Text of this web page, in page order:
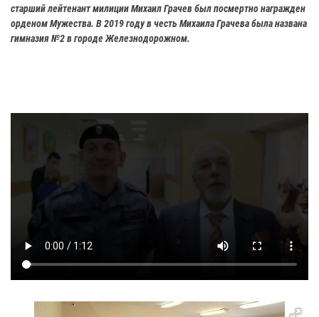
старший лейтенант милиции Михаил Грачев был посмертно награжден
орденом Мужества. В 2019 году в честь Михаила Грачева была названа
гимназия №2 в городе Железнодорожном.